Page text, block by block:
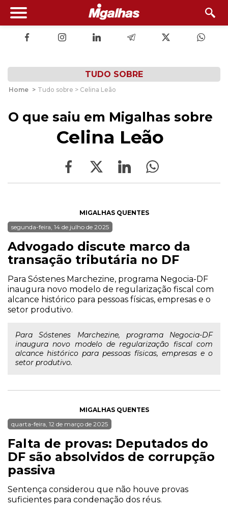
TUDO SOBRE
Home > Tudo sobre > Celina Leão
O que saiu em Migalhas sobre
Celina Leão
MIGALHAS QUENTES
segunda-feira, 14 de julho de 2025
Advogado discute marco da
transação tributária no DF
Para Sóstenes Marchezine, programa Negocia-DF
inaugura novo modelo de regularização fiscal com
alcance histórico para pessoas físicas, empresas e o
setor produtivo.
Para Sóstenes Marchezine, programa Negocia-DF
inaugura novo modelo de regularização fiscal com
alcance histórico para pessoas físicas, empresas e o
setor produtivo.
MIGALHAS QUENTES
quarta-feira, 12 de março de 2025
Falta de provas: Deputados do
DF são absolvidos de corrupção
passiva
Sentença considerou que não houve provas
suficientes para condenação dos réus.